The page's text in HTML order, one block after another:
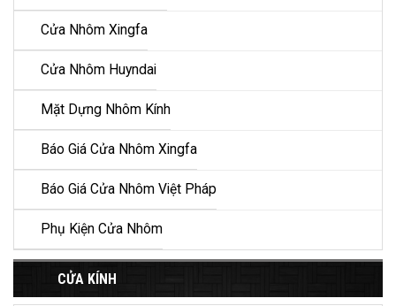
Cửa Nhôm Xingfa
Cửa Nhôm Huyndai
Mặt Dựng Nhôm Kính
Báo Giá Cửa Nhôm Xingfa
Báo Giá Cửa Nhôm Việt Pháp
Phụ Kiện Cửa Nhôm
CỬA KÍNH